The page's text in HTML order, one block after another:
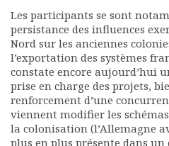
Le bureau
Statuts de l’association
Vie de l’association
Calendrier des activités
Assemblées générales
Comptes rendus mensuels
Rapports moraux
Rapports financiers
Les participants se sont
persistance des influences
Nord sur les anciennes
l’exportation des systèmes
constate encore aujourd’hui
prise en charge des projets,
renforcement d’une
viennent modifier les
la colonisation (l’Allemagne
plus en plus présente dans